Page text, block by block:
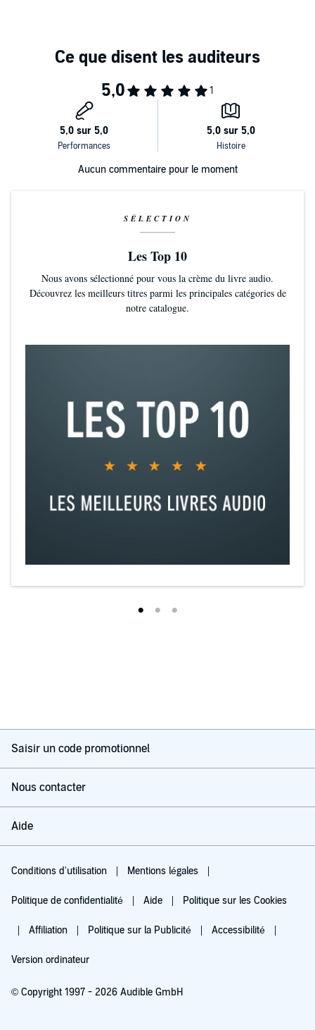
réel à travers la musicalité d'une rêverie. Une rêverie qui tend vers
un métal vierge et neuf.
Après sa lecture, dans la même collection, de Rimbaud et d'Éluard,
Gérard Desarthe sait encore une fois ici nous faire entendre le
poème. Il nous emporte sur-le-champ dans le souffle de Verlaine,
alliant musicalité et dissonance, phrasé logique et fragment
désarticulé, qui en font toute la singularité et la modernité.
©1938 Éditions Gallimard. Couverture : Paul Verlaine photographié
Aucun commentaire pour le moment
SÉLECTION
Les Top 10
Nous avons sélectionné pour vous la crème du livre audio.
Découvrez les meilleurs titres parmi les principales catégories de
notre catalogue.
Saisir un code promotionnel
Nous contacter
Aide
Conditions d'utilisation Mentions légales
Politique de confidentialité Aide Politique sur les Cookies
Affiliation Politique sur la Publicité Accessibilité
Version ordinateur
© Copyright 1997 - 2026 Audible GmbH